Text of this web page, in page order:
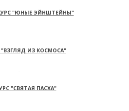
"ЮНЫЕ ЭЙНШТЕЙНЫ"
"ВЗГЛЯД ИЗ КОСМОСА"
"СВЯТАЯ ПАСХА"